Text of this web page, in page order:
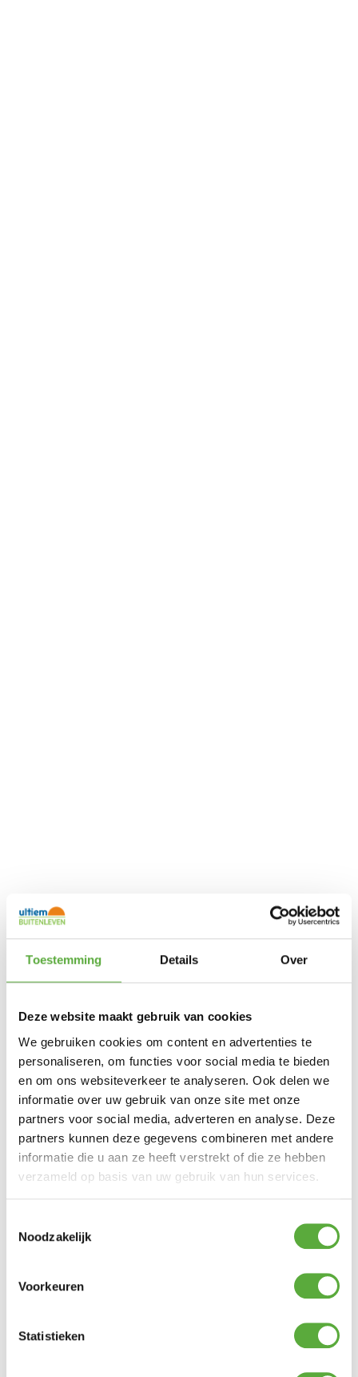
Toestemming Details Over
Deze website maakt gebruik van cookies
We gebruiken cookies om content en advertenties te
personaliseren, om functies voor social media te bieden
en om ons websiteverkeer te analyseren. Ook delen we
informatie over uw gebruik van onze site met onze
partners voor social media, adverteren en analyse. Deze
partners kunnen deze gegevens combineren met andere
informatie die u aan ze heeft verstrekt of die ze hebben
verzameld op basis van uw gebruik van hun services.
Noodzakelijk
Voorkeuren
Statistieken